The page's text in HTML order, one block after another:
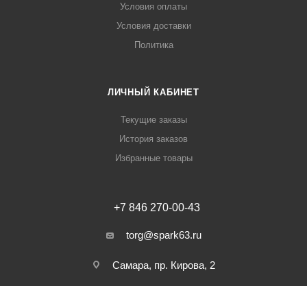
Условия оплаты
Условия доставки
Политика
ЛИЧНЫЙ КАБИНЕТ
Текущие заказы
История заказов
Избранные товары
+7 846 270-00-43
torg@spark63.ru
Самара, пр. Кирова, 2